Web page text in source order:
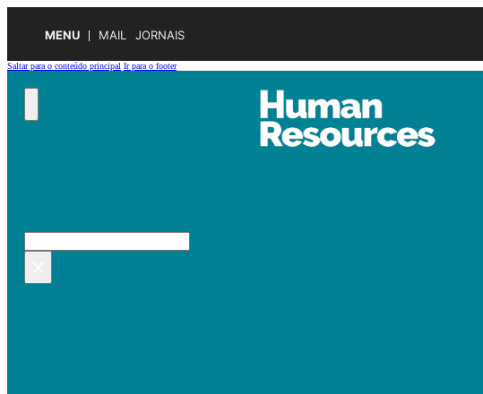
MENU MAIL JORNAIS
Saltar para o conteúdo principal Ir para o footer
Pesquisar